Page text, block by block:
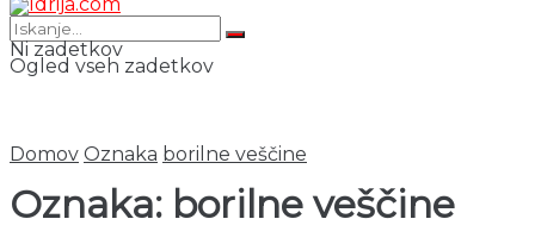
Ni zadetkov
Ogled vseh zadetkov
Domov Oznaka borilne veščine
Oznaka: borilne veščine